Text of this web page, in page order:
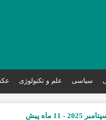
سیاسی علم و تکنولوژی